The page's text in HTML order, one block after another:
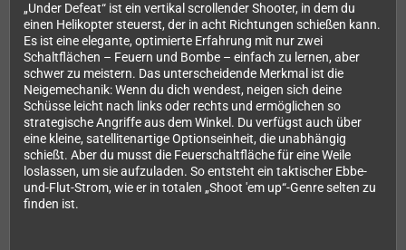
„Under Defeat“ ist ein vertikal scrollender Shooter, in dem du
einen Helikopter steuerst, der in acht Richtungen schießen kann.
Es ist eine elegante, optimierte Erfahrung mit nur zwei
Schaltflächen – Feuern und Bombe – einfach zu lernen, aber
schwer zu meistern. Das unterscheidende Merkmal ist die
Neigemechanik: Wenn du dich wendest, neigen sich deine
Schüsse leicht nach links oder rechts und ermöglichen so
strategische Angriffe aus dem Winkel. Du verfügst auch über
eine kleine, satellitenartige Optionseinheit, die unabhängig
schießt. Aber du musst die Feuerschaltfläche für eine Weile
loslassen, um sie aufzuladen. So entsteht ein taktischer Ebbe-
und-Flut-Strom, wie er in totalen „Shoot 'em up“-Genre selten zu
finden ist.